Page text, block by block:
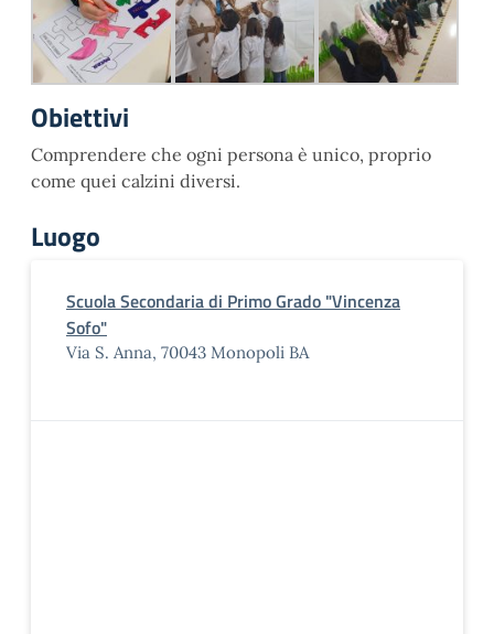
Obiettivi
Comprendere che ogni persona è unico, proprio
come quei calzini diversi.
Luogo
Scuola Secondaria di Primo Grado "Vincenza
Sofo"
Via S. Anna, 70043 Monopoli BA